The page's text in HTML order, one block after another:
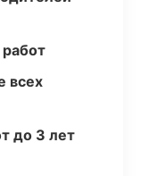
всех
до 3 лет